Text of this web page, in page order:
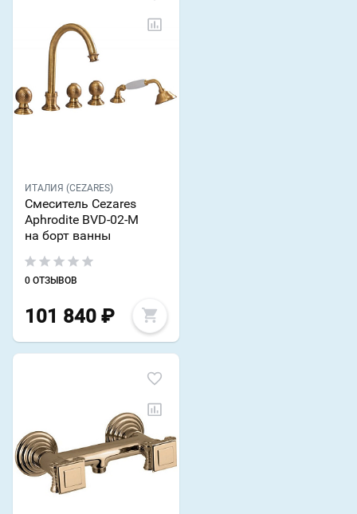
ИТАЛИЯ (CEZARES)
Смеситель Cezares
Aphrodite BVD-02-M
на борт ванны
0 ОТЗЫВОВ
101 840 ₽